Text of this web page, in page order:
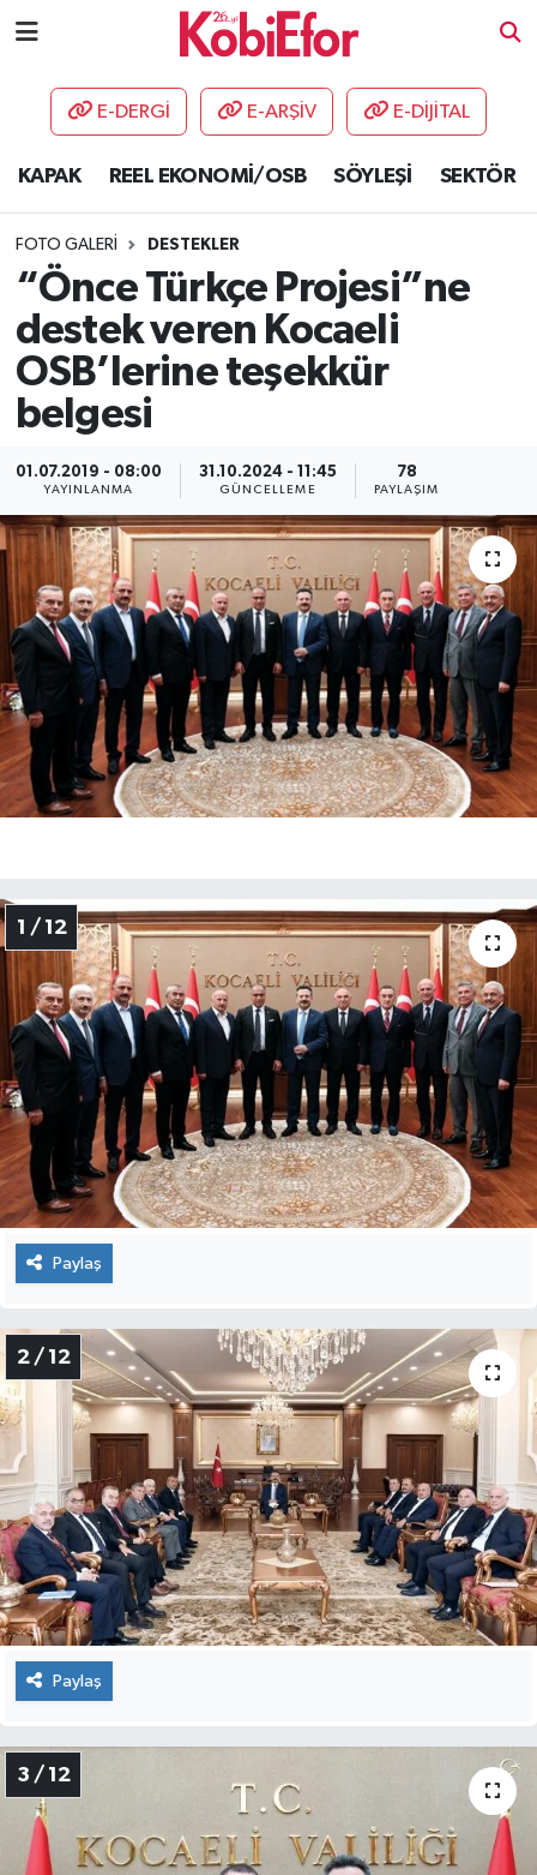
E-DERGİ E-ARŞİV E-DİJİTAL
KAPAK REEL EKONOMİ/OSB SÖYLEŞİ SEKTÖR
FOTO GALERI DESTEKLER
“Önce Türkçe Projesi”ne
destek veren Kocaeli
OSB’lerine teşekkür
belgesi
01.07.2019 - 08:00
YAYINLANMA
31.10.2024 - 11:45
GÜNCELLEME
78
PAYLAŞIM
1 / 12
Paylaş
2 / 12
Paylaş
3 / 12
AKADEMİ
DESTEK-TEŞVİK
ETKİNLİK
GÜNCEL
HABERLER
OSB
SEKTÖR
ŞİRKET PANO
SÖYLEŞİ
ÜLKE